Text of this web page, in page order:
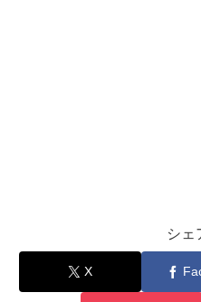
シェ
X